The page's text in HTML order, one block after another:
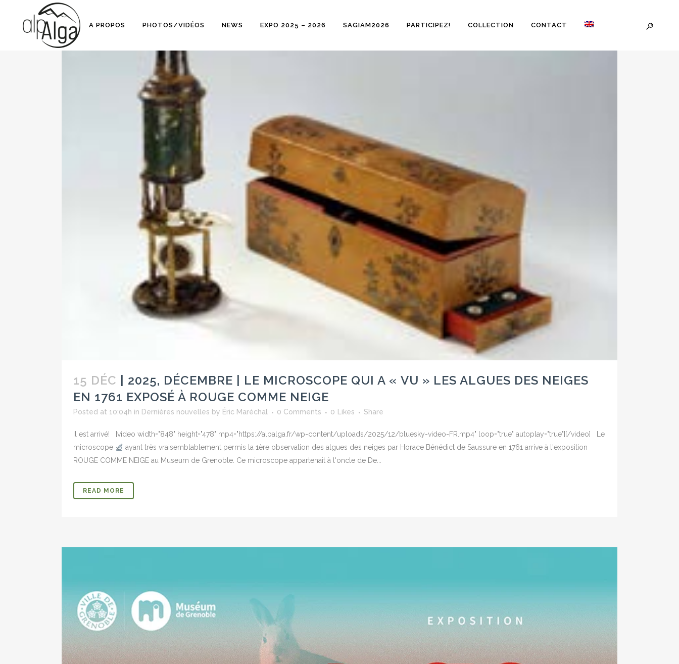
A PROPOS PHOTOS/VIDÉOS NEWS EXPO 2025 – 2026 SAGIAM2026 PARTICIPEZ! COLLECTION CONTACT
15 DÉC
| 2025, DÉCEMBRE | LE MICROSCOPE QUI A « VU » LES ALGUES DES NEIGES
EN 1761 EXPOSÉ À ROUGE COMME NEIGE
Posted at 10:04h in Dernières nouvelles by Éric Maréchal 0 Comments 0 Likes Share
Il est arrivé! [video width="848" height="478" mp4="https://alpalga.fr/wp-content/uploads/2025/12/bluesky-video-FR.mp4" loop="true" autoplay="true"][/video] Le
microscope
ayant très vraisemblablement permis la 1ère observation des algues des neiges par Horace Bénédict de Saussure en 1761 arrive à l'exposition
ROUGE COMME NEIGE au Museum de Grenoble. Ce microscope appartenait à l'oncle de De...
READ MORE